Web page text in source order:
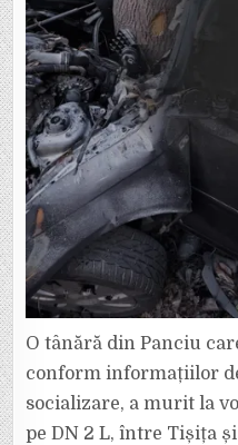
O tânără din Panciu
conform informațiilor
socializare, a murit la
pe DN 2 L, între Tișița